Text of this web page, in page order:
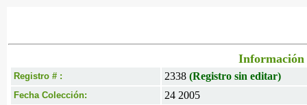
Información
Registro # : 2338 (Registro sin editar)
Fecha Colección: 24 2005